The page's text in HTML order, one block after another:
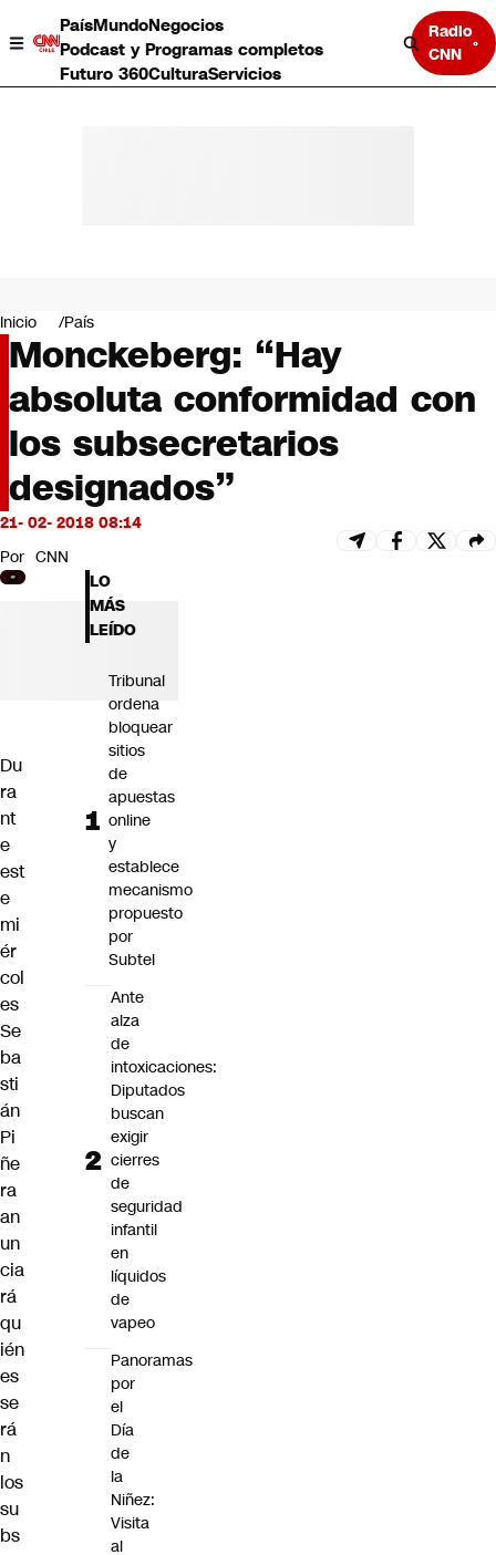
PaísMundoNegocios
Podcast y Programas completos
Futuro 360CulturaServicios
Radio
CNN
Negocios
Deportes
Programas completos
Cultura
Servicios
Bits
CNN tiempo
Futuro 360
Inicio País
Monckeberg: “Hay
absoluta conformidad con
los subsecretarios
designados”
21- 02- 2018 08:14
Por CNN
Du
ra
nt
e
est
e
mi
ér
col
es
Se
ba
sti
án
Pi
ñe
ra
an
un
cia
rá
qu
ién
es
se
rá
n
los
su
bs
LO
MÁS
LEÍDO
Tribunal
ordena
bloquear
sitios
de
apuestas
online
y
establece
mecanismo
propuesto
por
Subtel
Ante
alza
de
intoxicaciones:
Diputados
buscan
exigir
cierres
de
seguridad
infantil
en
líquidos
de
vapeo
Panoramas
por
el
Día
de
la
Niñez:
Visita
al